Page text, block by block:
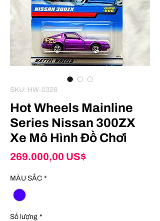
SKU: HW-0326
Hot Wheels Mainline
Series Nissan 300ZX
Xe Mô Hình Đồ Chơi
269.000,00 US$Giá
MÀU SẮC *
Số lượng *